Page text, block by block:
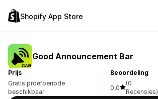
Shopify App Store
Good Announcement Bar
Prijs
Gratis proefperiode
beschikbaar
Beoordeling
0,0
(0
Recensies)